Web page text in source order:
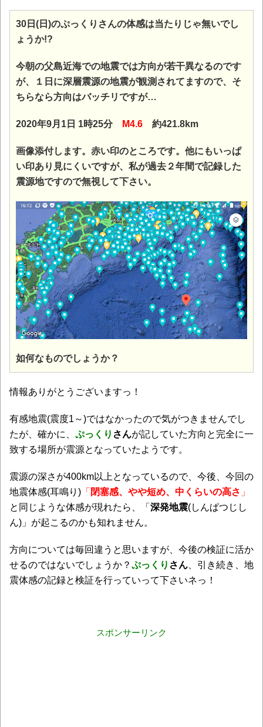
30日(日)のぷっくりさんの体感は当たりじゃ無いでし
ょうか!?
今朝の父島近海での地震では方向が若干異なるのです
が、１日に深層震源の地震が観測されてますので、そ
ちらなら方向はバッチリですが…
2020年9月1日 1時25分 M4.6 約421.8km
画像添付します。赤い印のところです。 他にもいっぱ
い印あり見にくいですが、私が過去２年間で記録した
震源地ですので無視して下さい。
如何なものでしょうか？
情報ありがとうございますっ！
有感地震(震度1～)ではなかったので気がつきませんでし
たが、確かに、 ぷっくり さんが記していた方向と完全に一
致する場所が震源となっていたようです。
震源の深さが400km以上となっているので、今後、今回の
地震体感(耳鳴り) 「 閉塞感、やや短め、中くらいの高さ 」
と同じような体感が現れたら、「 深発地震(しんぱつじし
ん)」が起こるのかも知れません。
方向については毎回違うと思いますが、今後の検証に活か
せるのではないでしょうか？ ぷっくり さん 、引き続き、地
震体感の記録と検証を行っていって下さいネっ！
スポンサーリンク